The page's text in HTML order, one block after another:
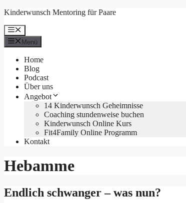
Zum
springen
Kinderwunsch Mentoring für Paare
Menü
Menü
Home
Blog
Podcast
Über uns
Angebot
14 Kinderwunsch Geheimnisse
Coaching stundenweise buchen
Kinderwunsch Online Kurs
Fit4Family Online Programm
Kontakt
Hebamme
Endlich schwanger – was nun?